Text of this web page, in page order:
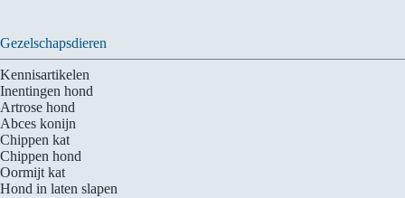
Gezelschapsdieren
Kennisartikelen
Inentingen hond
Artrose hond
Abces konijn
Chippen kat
Chippen hond
Oormijt kat
Hond in laten slapen